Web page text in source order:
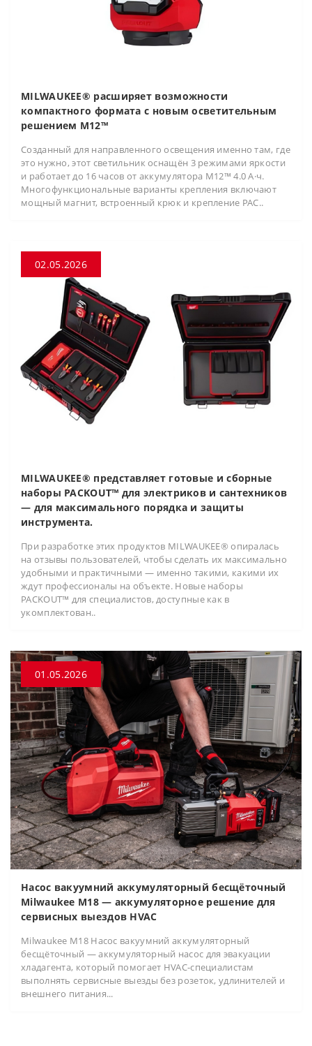
MILWAUKEE® расширяет возможности
компактного формата с новым осветительным
решением M12™
Созданный для направленного освещения именно там, где
это нужно, этот светильник оснащён 3 режимами яркости
и работает до 16 часов от аккумулятора M12™ 4.0 А·ч.
Многофункциональные варианты крепления включают
мощный магнит, встроенный крюк и крепление PAC..
02.05.2026
MILWAUKEE® представляет готовые и сборные
наборы PACKOUT™ для электриков и сантехников
— для максимального порядка и защиты
инструмента.
При разработке этих продуктов MILWAUKEE® опиралась
на отзывы пользователей, чтобы сделать их максимально
удобными и практичными — именно такими, какими их
ждут профессионалы на объекте. Новые наборы
PACKOUT™ для специалистов, доступные как в
укомплектован..
01.05.2026
Насос вакуумний аккумуляторный бесщёточный
Milwaukee M18 — аккумуляторное решение для
сервисных выездов HVAC
Milwaukee M18 Насос вакуумний аккумуляторный
бесщёточный — аккумуляторный насос для эвакуации
хладагента, который помогает HVAC-специалистам
выполнять сервисные выезды без розеток, удлинителей и
внешнего питания...